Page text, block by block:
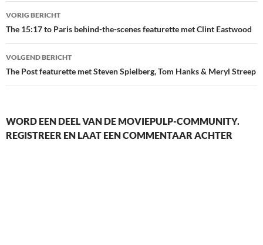
Berichtnavigatie
VORIG BERICHT
The 15:17 to Paris behind-the-scenes featurette met Clint Eastwood
VOLGEND BERICHT
The Post featurette met Steven Spielberg, Tom Hanks & Meryl Streep
WORD EEN DEEL VAN DE MOVIEPULP-COMMUNITY.
REGISTREER EN LAAT EEN COMMENTAAR ACHTER